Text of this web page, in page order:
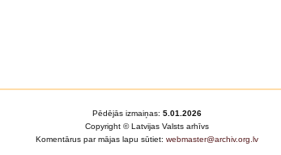
Pēdējās izmaiņas: 5.01.2026
Copyright © Latvijas Valsts arhīvs
Komentārus par mājas lapu sūtiet: webmaster@archiv.org.lv